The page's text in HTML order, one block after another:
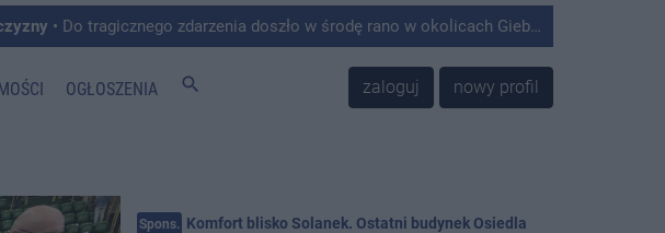
• Do tragicznego zdarzenia doszło w środę rano w okolicach Giebni koło Janikowa. Wówczas na słupie energetycznym odnaleziono ciało mężczyzny.
OGŁOSZENIA search zaloguj nowy profil
Spons. Komfort blisko Solanek. Ostatni budynek Osiedla